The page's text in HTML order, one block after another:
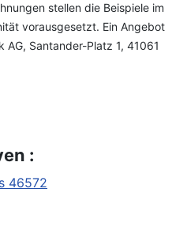
stellen die Beispiele im
vorausgesetzt. Ein Angebot
AG, Santander-Platz 1, 41061
: